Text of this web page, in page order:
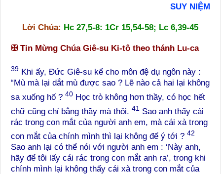
SUY NIỆM
Lời Chúa: Hc 27,5-8: 1Cr 15,54-58; Lc 6,39-45
✠Tin Mừng Chúa Giê-su Ki-tô theo thánh Lu-ca
39 Khi ấy, Đức Giê-su kể cho môn đệ dụ ngôn này :
“Mù mà lại dắt mù được sao ? Lẽ nào cả hai lại không
sa xuống hố ?40 Học trò không hơn thầy, có học hết
chữ cũng chỉ bằng thầy mà thôi.41 Sao anh thấy cái
rác trong con mắt của người anh em, mà cái xà trong
con mắt của chính mình thì lại không để ý tới ?42
Sao anh lại có thể nói với người anh em : ‘Này anh,
hãy để tôi lấy cái rác trong con mắt anh ra’, trong khi
chính mình lại không thấy cái xà trong con mắt của